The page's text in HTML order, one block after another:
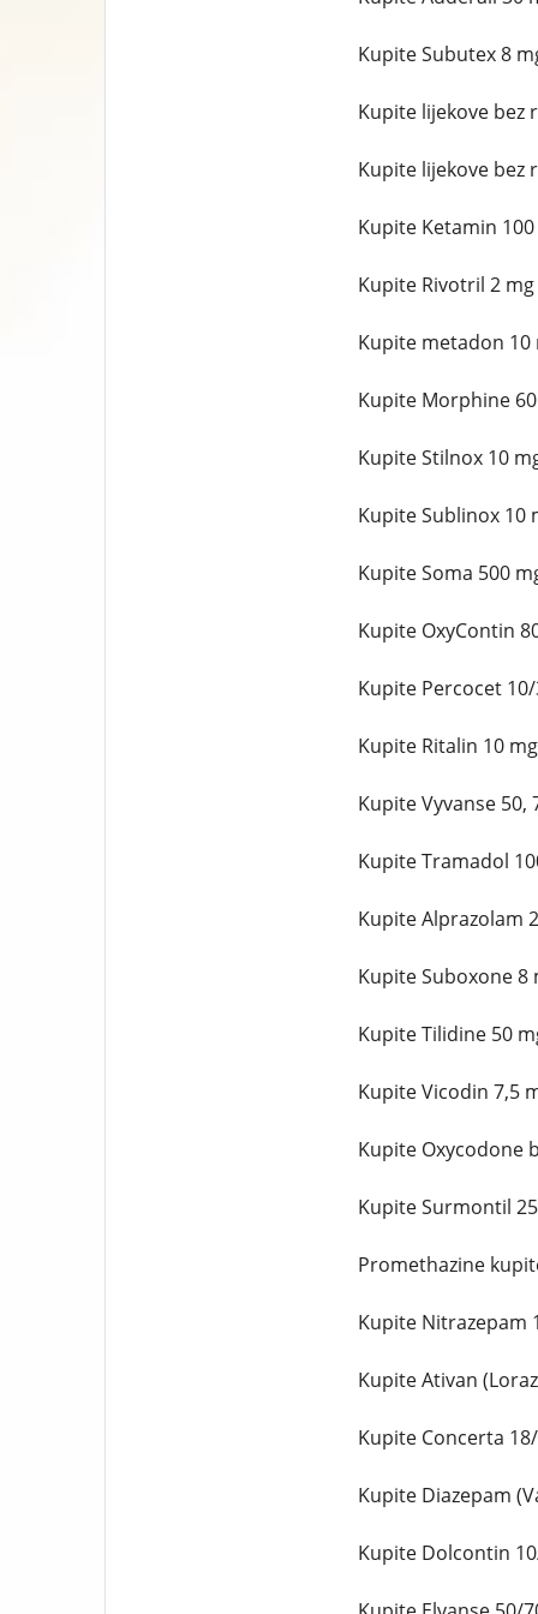
Kupite Subutex 8
Kupite lijekove bez
Kupite lijekove bez
Kupite Ketamin
Kupite Rivotril 2
Kupite metadon 10
Kupite Morphine
Kupite Stilnox 10
Kupite Sublinox 10
Kupite Soma 500
Kupite OxyContin
Kupite Percocet
Kupite Ritalin 10
Kupite Vyvanse
Kupite Tramadol
Kupite Alprazolam
Kupite Suboxone 8
Kupite Tilidine 50
Kupite Vicodin 7,5
Kupite Oxycodone
Kupite Surmontil
Promethazine
Kupite Nitrazepam
Kupite Ativan
Kupite Concerta
Kupite Diazepam
Kupite Dolcontin